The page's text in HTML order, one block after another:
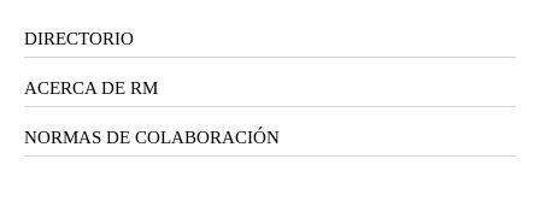
DIRECTORIO
ACERCA DE RM
NORMAS DE COLABORACIÓN